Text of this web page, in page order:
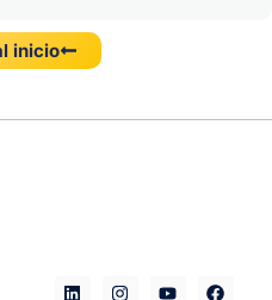
inicio